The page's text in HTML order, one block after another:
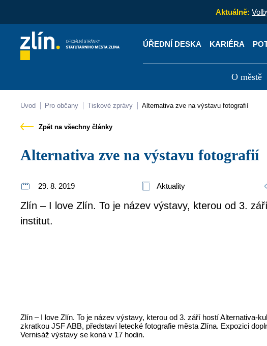
Aktuálně:
ÚŘEDNÍ DESKA KARIÉRA
O městě
Kontakty Úřední deska
Úvod Pro občany Tiskové zprávy Alternativa zve na výstavu fotografií
Zpět na všechny články
Alternativa zve na výstavu fotografií
29. 8. 2019 Aktuality
Zlín – I love Zlín. To je název výstavy, kterou od 3.
institut.
Zlín – I love Zlín. To je název výstavy, kterou od 3. září hostí Alternativa-
zkratkou JSF ABB, představí letecké fotografie města Zlína. Expozici
Vernisáž výstavy se koná v 17 hodin.